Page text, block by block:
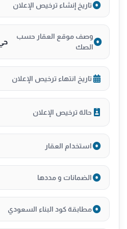
تاريخ إنشاء ترخيص الإعلان
وصف موقع العقار حسب
الصك
تاريخ انتهاء ترخيص الإعلان
حالة ترخيص الإعلان
استخدام العقار
الضمانات و مددها
مطابقة كود البناء السعودي